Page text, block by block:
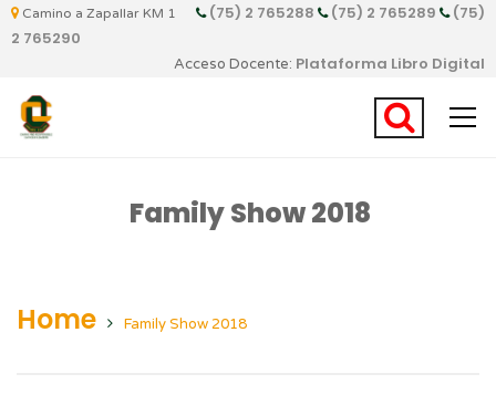
Camino a Zapallar KM 1 (75) 2 765288 (75) 2 765289
(75)
2 765290
Acceso Docente: Plataforma Libro Digital
Family Show 2018
Home Family Show 2018